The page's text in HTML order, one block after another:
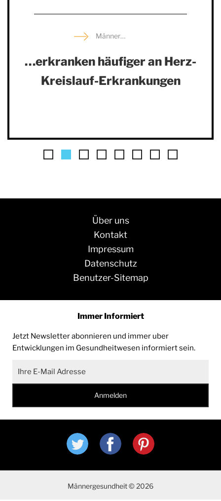
Männer…
…erkranken häufiger an Herz-
Kreislauf-Erkrankungen
Über uns
Kontakt
Impressum
Datenschutz
Benutzer-Sitemap
Immer Informiert
Jetzt Newsletter abonnieren und immer uber
Entwicklungen im Gesundheitwesen informiert sein.
twitter facebookpinterest
Männergesundheit© 2026